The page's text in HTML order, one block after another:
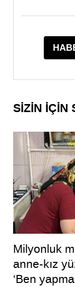
SİZİN İÇİN
Milyonluk
anne-kız
‘Ben